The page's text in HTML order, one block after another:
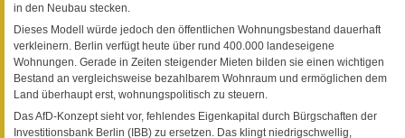
in den Neubau stecken.
Dieses Modell würde jedoch den öffentlichen Wohnungsbestand dauerhaft
verkleinern. Berlin verfügt heute über rund 400.000 landeseigene
Wohnungen. Gerade in Zeiten steigender Mieten bilden sie einen wichtigen
Bestand an vergleichsweise bezahlbarem Wohnraum und ermöglichen dem
Land überhaupt erst, wohnungspolitisch zu steuern.
Das AfD-Konzept sieht vor, fehlendes Eigenkapital durch Bürgschaften der
Investitionsbank Berlin (IBB) zu ersetzen. Das klingt niedrigschwellig,